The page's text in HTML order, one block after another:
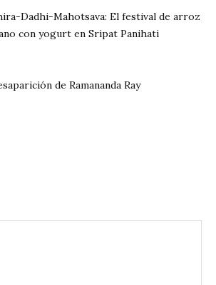
Dadhi-Mahotsava: El festival de arroz
con yogurt en Sripat Panihati
de Ramananda Ray